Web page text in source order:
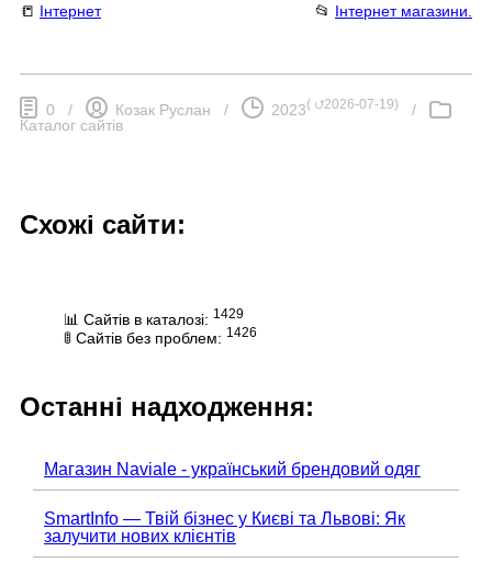
📒 Інтернет 📂 Інтернет магазини.
0 / Козак Руслан / 2023( ⮍2026-07-19)
/
Каталог сайтів
Схожі сайти:
📊 Сайтів в каталозі: 1429
🚦 Сайтів без проблем: 1426
Останні надходження:
Магазин Naviale - український брендовий одяг
SmartInfo — Твій бізнес у Києві та Львові: Як
залучити нових клієнтів